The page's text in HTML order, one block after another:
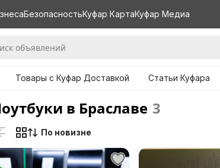
БезопасностьКуфар КартаКуфар Медиа
Товары с Куфар Доставкой Статьи Куфара
в Браславе 3
По новизне